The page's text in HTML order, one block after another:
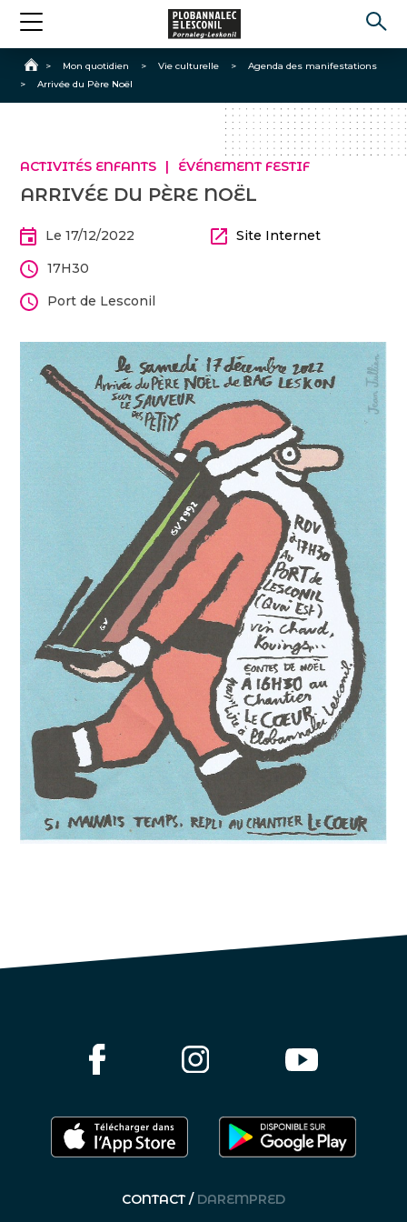
Accueil
> Mon quotidien > Vie culturelle >
Agenda des manifestations
>
Arrivée du Père Noël
ACTIVITÉS ENFANTS ÉVÉNEMENT FESTIF
ARRIVÉE DU PÈRE NOËL
Le 17/12/2022
17H30
Port de Lesconil
Site Internet
CONTACT / DAREMPRED